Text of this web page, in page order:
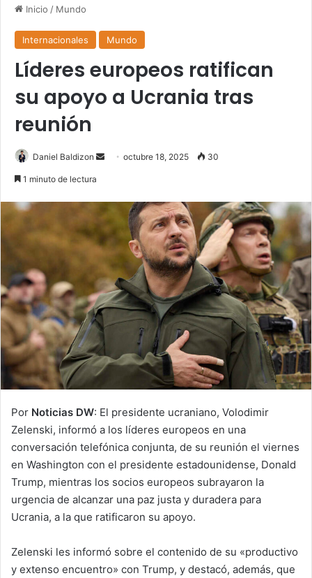
Inicio / Mundo
Internacionales Mundo
Líderes europeos ratifican
su apoyo a Ucrania tras
reunión
Daniel Baldizon
Sendoctubre 18, 2025 30
1 minuto de lectura
Por Noticias DW: El presidente ucraniano, Volodimir
Zelenski, informó a los líderes europeos en una
conversación telefónica conjunta, de su reunión el viernes
en Washington con el presidente estadounidense, Donald
Trump, mientras los socios europeos subrayaron la
urgencia de alcanzar una paz justa y duradera para
Ucrania, a la que ratificaron su apoyo.
Zelenski les informó sobre el contenido de su «productivo
y extenso encuentro» con Trump, y destacó, además, que